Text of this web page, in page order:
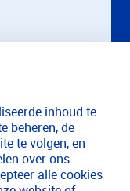
inhoud te
beheren, de
te volgen, en
over ons
alle cookies